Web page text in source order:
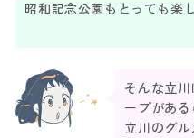
昭和記念公園もとっても楽
そんな立
ープがある
立川のグ